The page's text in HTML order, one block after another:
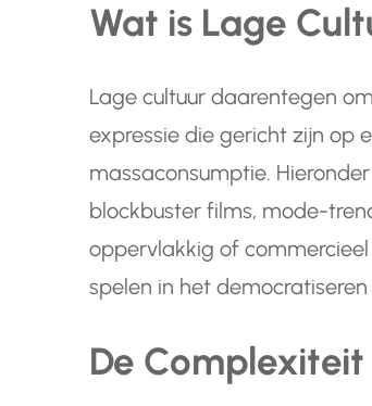
Wat is Lage
Lage cultuur daarentegen
expressie die gericht zijn op
massaconsumptie.
blockbuster films, mode-
oppervlakkig of
spelen in het democratiseren
De